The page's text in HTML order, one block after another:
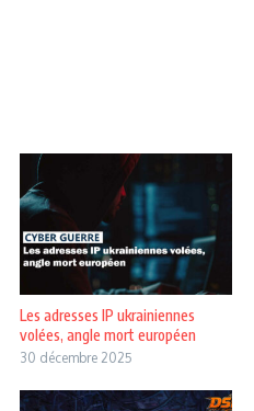
Les adresses IP ukrainiennes
volées, angle mort européen
30 décembre 2025